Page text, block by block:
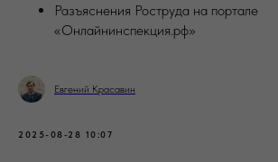
Разъяснения Роструда на портале
«Онлайнинспекция.рф»
Евгений Красавин
2025-08-28 10:07